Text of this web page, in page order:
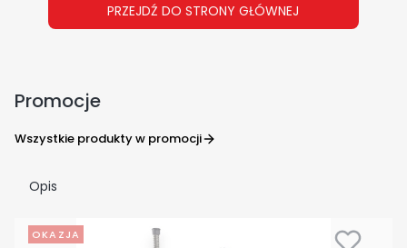
PRZEJDŹ DO STRONY GŁÓWNEJ
Promocje
Wszystkie produkty w promocji
Opis
OKAZJA